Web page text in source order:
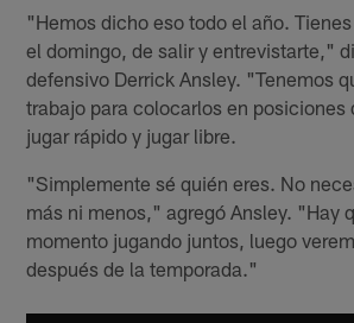
"Hemos dicho eso todo el año.
el domingo, de salir y entrevistarte,"
defensivo Derrick Ansley. "Tenemos
trabajo para colocarlos en posiciones
jugar rápido y jugar libre.
"Simplemente sé quién eres. No
más ni menos," agregó Ansley. "Hay
momento jugando juntos, luego
después de la temporada."